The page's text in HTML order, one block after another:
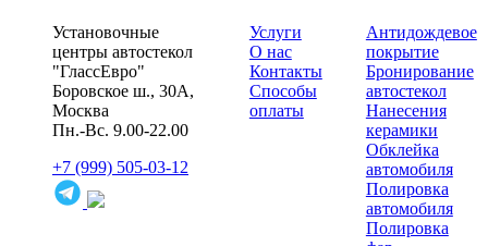
Установочные
центры автостекол
"ГлассЕвро"
Боровское ш., 30А,
Москва
Пн.-Вс. 9.00-22.00
+7 (999) 505-03-12
Услуги
О нас
Контакты
Способы
оплаты
Антидождевое
покрытие
Бронирование
автостекол
Нанесения
керамики
Обклейка
автомобиля
Полировка
автомобиля
Полировка